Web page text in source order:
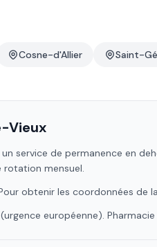
Cosne-d'Allier Saint-
Vieux
service de permanence en
rotation mensuel.
obtenir les coordonnées de
(urgence européenne).